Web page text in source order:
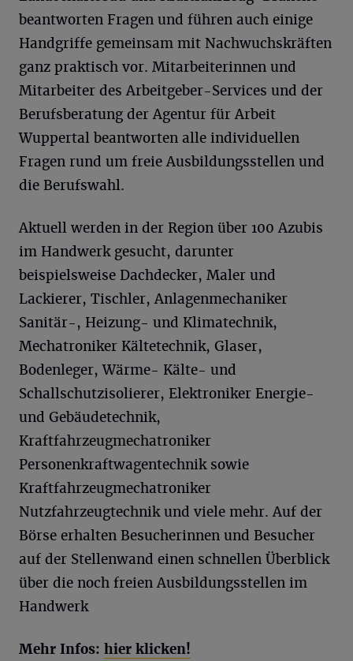
beantworten Fragen und führen auch einige
Handgriffe gemeinsam mit Nachwuchskräften
ganz praktisch vor. Mitarbeiterinnen und
Mitarbeiter des Arbeitgeber-Services und der
Berufsberatung der Agentur für Arbeit
Wuppertal beantworten alle individuellen
Fragen rund um freie Ausbildungsstellen und
die Berufswahl.
Aktuell werden in der Region über 100 Azubis
im Handwerk gesucht, darunter
beispielsweise Dachdecker, Maler und
Lackierer, Tischler, Anlagenmechaniker
Sanitär-, Heizung- und Klimatechnik,
Mechatroniker Kältetechnik, Glaser,
Bodenleger, Wärme- Kälte- und
Schallschutzisolierer, Elektroniker Energie-
und Gebäudetechnik,
Kraftfahrzeugmechatroniker
Personenkraftwagentechnik sowie
Kraftfahrzeugmechatroniker
Nutzfahrzeugtechnik und viele mehr. Auf der
Börse erhalten Besucherinnen und Besucher
auf der Stellenwand einen schnellen Überblick
über die noch freien Ausbildungsstellen im
Handwerk
Mehr Infos: hier klicken!